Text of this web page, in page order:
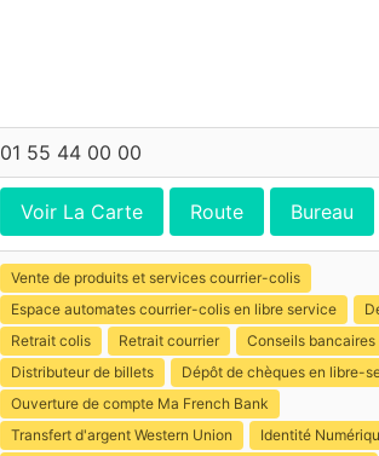
01 55 44 00 00
Voir La Carte Route Bureau
Vente de produits et services courrier-colis
Espace automates courrier-colis en libre service
Retrait colis
Retrait courrier
Conseils bancaires
Distributeur de billets
Dépôt de chèques en libre-
Ouverture de compte Ma French Bank
Transfert d'argent Western Union
Identité